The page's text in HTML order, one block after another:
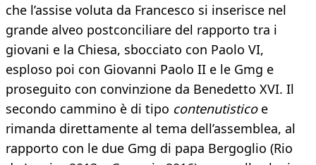
che l’assise voluta da Francesco si inserisce nel
grande alveo postconciliare del rapporto tra i
giovani e la Chiesa, sbocciato con Paolo VI,
esploso poi con Giovanni Paolo II e le Gmg e
proseguito con convinzione da Benedetto XVI. Il
secondo cammino è di tipo contenutisticoe
rimanda direttamente al tema dell’assemblea, al
rapporto con le due Gmg di papa Bergoglio (Rio